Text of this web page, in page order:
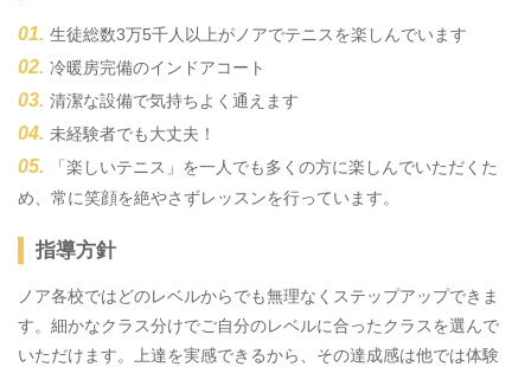
生徒総数3万5千人以上がノアでテニスを楽しんでいます
冷暖房完備のインドアコート
清潔な設備で気持ちよく通えます
未経験者でも大丈夫！
「楽しいテニス」を一人でも多くの方に楽しんでいただくた
め、常に笑顔を絶やさずレッスンを行っています。
指導方針
ノア各校ではどのレベルからでも無理なくステップアップできま
す。細かなクラス分けでご自分のレベルに合ったクラスを選んで
いただけます。上達を実感できるから、その達成感は他では体験